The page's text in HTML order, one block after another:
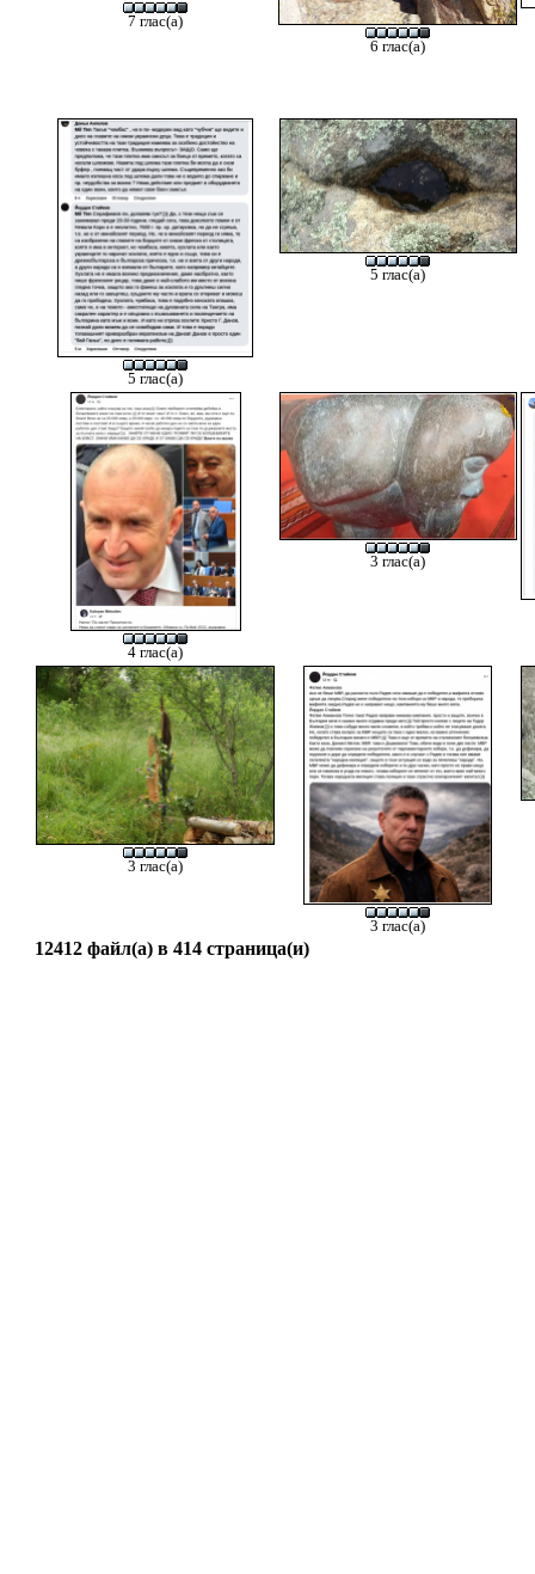
7 глас(а)
6 глас(а)
5 глас(а)
5 глас(а)
4 глас(а)
3 глас(а)
3 глас(а)
3 глас(а)
12412 файл(а) в 414 страница(и)